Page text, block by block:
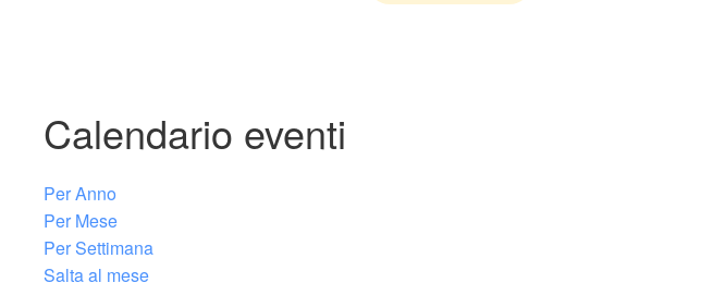
Calendario eventi
Per Anno
Per Mese
Per Settimana
Salta al mese